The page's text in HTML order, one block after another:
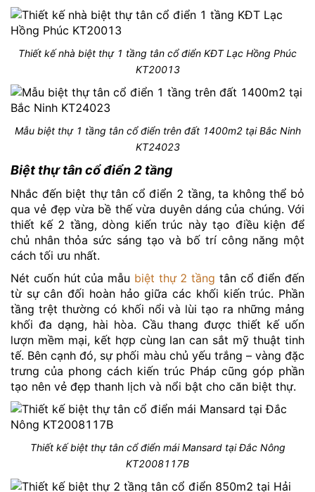
Thiết kế nhà biệt thự 1 tầng tân cổ điển KĐT Lạc Hồng Phúc
KT20013
Mẫu biệt thự 1 tầng tân cổ điển trên đất 1400m2 tại Bắc Ninh
KT24023
Biệt thự tân cổ điển 2 tầng
Nhắc đến biệt thự tân cổ điển 2 tầng, ta không thể bỏ
qua vẻ đẹp vừa bề thế vừa duyên dáng của chúng. Với
thiết kế 2 tầng, dòng kiến trúc này tạo điều kiện để
chủ nhân thỏa sức sáng tạo và bố trí công năng một
cách tối ưu nhất.
Nét cuốn hút của mẫu biệt thự 2 tầng tân cổ điển đến
từ sự cân đối hoàn hảo giữa các khối kiến trúc. Phần
tầng trệt thường có khối nổi và lùi tạo ra những mảng
khối đa dạng, hài hòa. Cầu thang được thiết kế uốn
lượn mềm mại, kết hợp cùng lan can sắt mỹ thuật tinh
tế. Bên cạnh đó, sự phối màu chủ yếu trắng – vàng đặc
trưng của phong cách kiến trúc Pháp cũng góp phần
tạo nên vẻ đẹp thanh lịch và nổi bật cho căn biệt thự.
Thiết kế biệt thự tân cổ điển mái Mansard tại Đắc Nông
KT2008117B